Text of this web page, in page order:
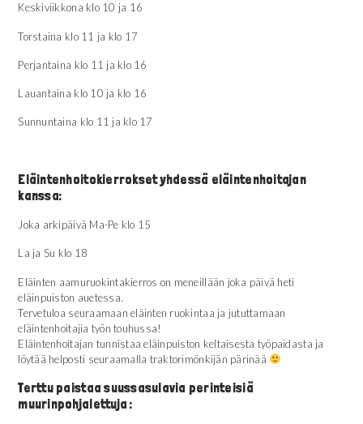
Keskiviikkona klo 10 ja 16
Torstaina klo 11 ja klo 17
Perjantaina klo 11 ja klo 16
Lauantaina klo 10 ja klo 16
Sunnuntaina klo 11 ja klo 17
Eläintenhoitokierrokset yhdessä eläintenhoitajan
kanssa:
Joka arkipäivä Ma-Pe klo 15
La ja Su klo 18
Eläinten aamuruokintakierros on meneillään joka päivä heti
eläinpuiston auetessa.
Tervetuloa seuraamaan eläinten ruokintaa ja jututtamaan
eläintenhoitajia työn touhussa!
Eläintenhoitajan tunnistaa eläinpuiston keltaisesta työpaidasta ja
löytää helposti seuraamalla traktorimönkijän pärinää
Terttu paistaa suussasulavia perinteisiä
muurinpohjalettuja :